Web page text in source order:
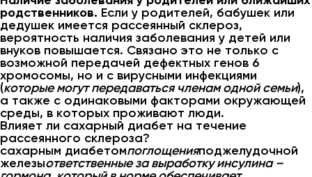
родственников. Если у родителей, бабушек или
дедушек имеется рассеянный склероз,
вероятность наличия заболевания у детей или
внуков повышается. Связано это не только с
возможной передачей дефектных генов 6
хромосомы, но и с вирусными инфекциями
(которые могут передаваться членам одной семьи),
а также с одинаковыми факторами окружающей
среды, в которых проживают люди.
Влияет ли сахарный диабет на течение
рассеянного склероза?
сахарным диабетомпоглощенияподжелудочной
железыответственные за выработку инсулина –